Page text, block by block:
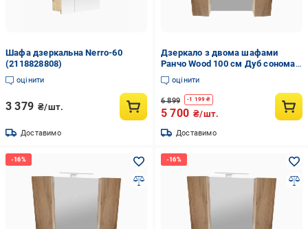
Шафа дзеркальна Nerro-60
(2118828808)
оцінити
3 379 ₴/шт.
Доставимо
Дзеркало з двома шафами
Ранчо Wood 100 см Дуб сонома
(46003-01)
оцінити
6 899 -1 199 ₴
5 700 ₴/шт.
Доставимо